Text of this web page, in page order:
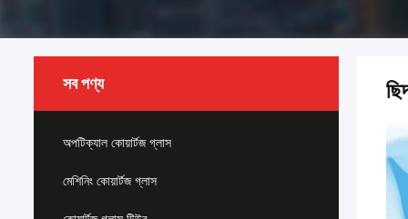
সব পণ্য
অপটিক্যাল কোয়ার্টজ গ্লাস
মেশিনিং কোয়ার্টজ গ্লাস